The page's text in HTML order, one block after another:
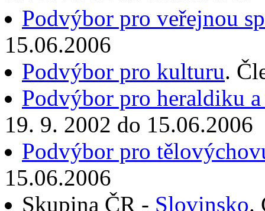
Podvýbor pro veřejnou
15.06.2006
Podvýbor pro kulturu.
Podvýbor pro heraldiku
19. 9. 2002 do 15.06.2006
Podvýbor pro
15.06.2006
Skupina ČR - Slovinsko.